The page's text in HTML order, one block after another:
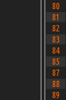
80
81
82
83
84
85
87
88
89